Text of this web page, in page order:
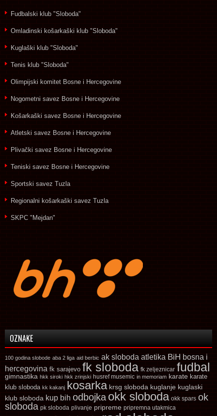
Fudbalski klub "Sloboda"
Omladinski košarkaški klub "Sloboda"
Kuglaški klub "Sloboda"
Tenis klub "Sloboda"
Olimpijski komitet Bosne i Hercegovine
Nogometni savez Bosne i Hercegovine
Košarkaški savez Bosne i Hercegovine
Atletski savez Bosne i Hercegovine
Plivački savez Bosne i Hercegovine
Teniski savez Bosne i Hercegovine
Sportski savez Tuzla
Regionalni košarkaški savez Tuzla
SKPC "Mejdan"
OZNAKE
100 godina slobode aba 2 liga aid berbic ak sloboda atletika BiH bosna i
hercegovina fk sarajevo fk sloboda fk zeljeznicar fudbal
gimnastika hkk siroki hkk zrinjski husref musemic in memoriam karate karate
klub sloboda kk kakanj kosarka krsg sloboda kuglanje kuglaski
klub sloboda kup bih odbojka okk sloboda okk spars ok
sloboda pk sloboda plivanje pripreme pripremna utakmica